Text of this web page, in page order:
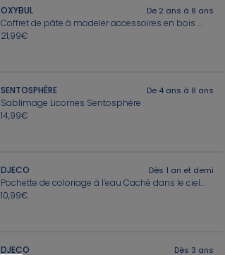
OXYBUL De 2 ans à 8 ans
Coffret de pâte à modeler accessoires en bois Oxybul
21,99€
SENTOSPHÈRE De 4 ans à 8 ans
Sablimage Licornes Sentosphère
14,99€
DJECO Dès 1 an et demi
Pochette de coloriage à l’eau Caché dans le ciel Djeco
10,99€
DJECO Dès 3 ans